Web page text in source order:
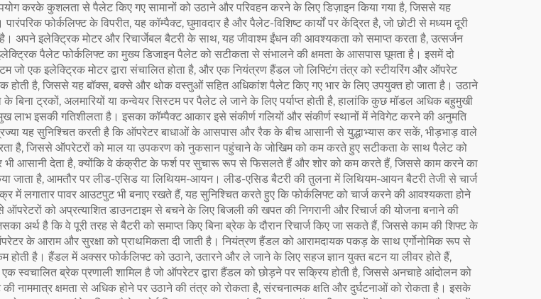
करके कुशलता से पैलेट किए गए सामानों को उठाने और परिवहन करने के लिए डिज़ाइन किया गया है, जिससे यह
फोर्कलिफ्ट के विपरीत, यह कॉम्पैक्ट, घुमावदार है और पैलेट-विशिष्ट कार्यों पर केंद्रित है, जो छोटी से मध्यम दूरी
अपने इलेक्ट्रिक मोटर और रिचार्जेबल बैटरी के साथ, यह जीवाश्म ईंधन की आवश्यकता को समाप्त करता है, उत्सर्जन
पैलेट फोर्कलिफ्ट का मुख्य डिजाइन पैलेट को सटीकता से संभालने की क्षमता के आसपास घूमता है। इसमें दो
एक इलेक्ट्रिक मोटर द्वारा संचालित होता है, और एक नियंत्रण हैंडल जो लिफ्टिंग तंत्र को स्टीयरिंग और ऑपरेट
है, जिससे यह बॉक्स, बक्से और थोक वस्तुओं सहित अधिकांश पैलेट किए गए भार के लिए उपयुक्त हो जाता है। उठाने
ट्रकों, अलमारियों या कन्वेयर सिस्टम पर पैलेट ले जाने के लिए पर्याप्त होती है, हालांकि कुछ मॉडल अधिक बहुमुखी
इसकी गतिशीलता है। इसका कॉम्पैक्ट आकार इसे संकीर्ण गलियों और संकीर्ण स्थानों में नेविगेट करने की अनुमति
यह सुनिश्चित करती है कि ऑपरेटर बाधाओं के आसपास और रैक के बीच आसानी से युद्धाभ्यास कर सकें, भीड़भाड़ वाले
है, जिससे ऑपरेटरों को माल या उपकरण को नुकसान पहुंचाने के जोखिम को कम करते हुए सटीकता के साथ पैलेट को
भी आसानी देता है, क्योंकि वे कंक्रीट के फर्श पर सुचारू रूप से फिसलते हैं और शोर को कम करते हैं, जिससे काम करने का
जाता है, आमतौर पर लीड-एसिड या लिथियम-आयन। लीड-एसिड बैटरी की तुलना में लिथियम-आयन बैटरी तेजी से चार्ज
लगातार पावर आउटपुट भी बनाए रखते हैं, यह सुनिश्चित करते हुए कि फोर्कलिफ्ट को चार्ज करने की आवश्यकता होने
को अप्रत्याशित डाउनटाइम से बचने के लिए बिजली की खपत की निगरानी और रिचार्ज की योजना बनाने की
अर्थ है कि वे पूरी तरह से बैटरी को समाप्त किए बिना ब्रेक के दौरान रिचार्ज किए जा सकते हैं, जिससे काम की शिफ्ट के
के आराम और सुरक्षा को प्राथमिकता दी जाती है। नियंत्रण हैंडल को आरामदायक पकड़ के साथ एर्गोनोमिक रूप से
है। हैंडल में अक्सर फोर्कलिफ्ट को उठाने, उतारने और ले जाने के लिए सहज ज्ञान युक्त बटन या लीवर होते हैं,
स्वचालित ब्रेक प्रणाली शामिल है जो ऑपरेटर द्वारा हैंडल को छोड़ने पर सक्रिय होती है, जिससे अनचाहे आंदोलन को
नाममात्र क्षमता से अधिक होने पर उठाने की तंत्र को रोकता है, संरचनात्मक क्षति और दुर्घटनाओं को रोकता है। इसके